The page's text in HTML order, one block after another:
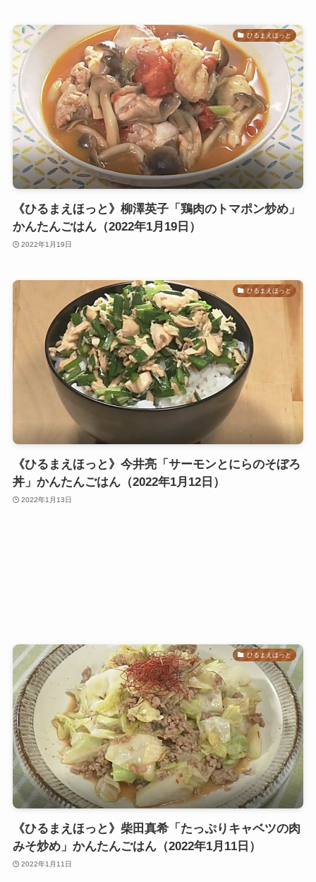
ひるまえほっと
《ひるまえほっと》柳澤英子「鶏肉のトマポン炒め」
かんたんごはん（2022年1月19日）
2022年1月19日
ひるまえほっと
《ひるまえほっと》今井亮「サーモンとにらのそぼろ
丼」かんたんごはん（2022年1月12日）
2022年1月13日
ひるまえほっと
《ひるまえほっと》柴田真希「たっぷりキャベツの肉
みそ炒め」かんたんごはん（2022年1月11日）
2022年1月11日